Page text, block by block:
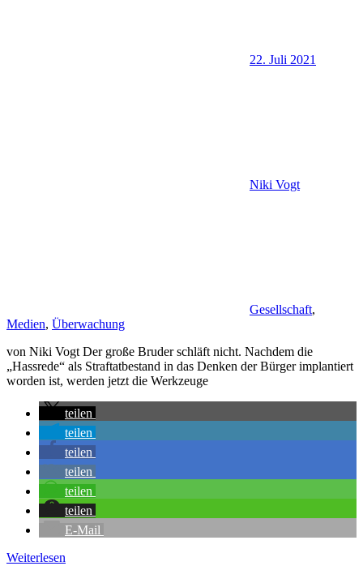
22. Juli 2021
Niki Vogt
Gesellschaft,
Medien, Überwachung
von Niki Vogt Der große Bruder schläft nicht. Nachdem die
„Hassrede“ als Straftatbestand in das Denken der Bürger implantiert
worden ist, werden jetzt die Werkzeuge
teilen
teilen
teilen
teilen
teilen
teilen
E-Mail
Weiterlesen